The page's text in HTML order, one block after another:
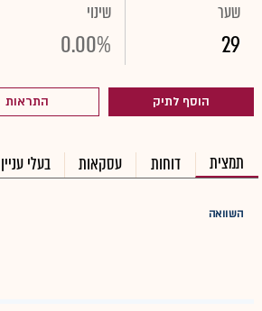
שער
29
שינוי
0.00%
הוסף לתיק התראות
תמצית דוחות עסקאות בעלי עניין
השוואה